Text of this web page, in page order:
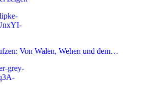
Von Walen, Wehen und dem…